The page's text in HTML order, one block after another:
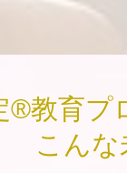
®︎教育プ
こん